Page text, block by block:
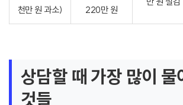
천만 원 과소) 220만 원
상담할 때 가장 많이 물
것들